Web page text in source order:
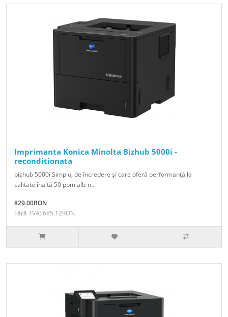
Imprimanta Konica Minolta Bizhub 5000i -
reconditionata
bizhub 5000i Simplu, de încredere şi care oferă performanţă la
calitate înaltă 50 ppm alb-n..
829.00RON
Fără TVA: 685.12RON